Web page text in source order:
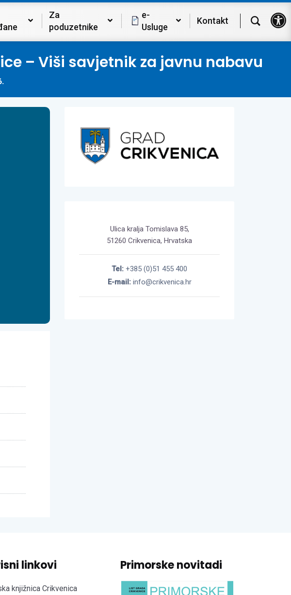
Za
poduzetnike
e-
Usluge
Kontakt
– Viši savjetnik za javnu nabavu
Ulica kralja Tomislava 85,
51260 Crikvenica, Hrvatska
Tel: +385 (0)51 455 400
E-mail:info@crikvenica.hr
linkovi
knjižnica Crikvenica
Primorske novitadi